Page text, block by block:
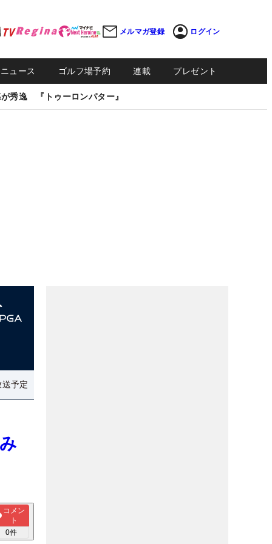
メルマガ登録 ログイン
ュース ゴルフ場予約 連載 プレゼント
秀逸 『トゥーロンパター』
予定
コメン
ト
0件